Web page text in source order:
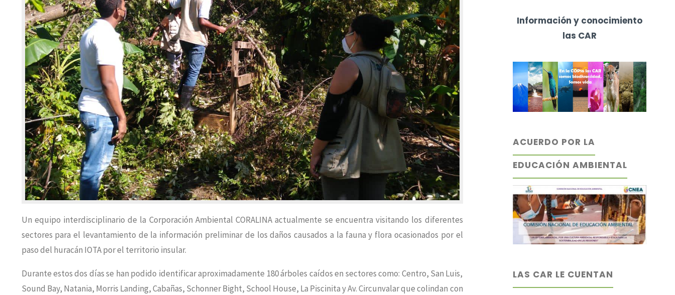
Un equipo interdisciplinario de la Corporación Ambiental CORALINA actualmente se encuentra visitando los diferentes
sectores para el levantamiento de la información preliminar de los daños causados a la fauna y flora ocasionados por el
paso del huracán IOTA por el territorio insular.
Durante estos dos días se han podido identificar aproximadamente 180 árboles caídos en sectores como: Centro, San Luis,
Sound Bay, Natania, Morris Landing, Cabañas, Schonner Bight, School House, La Piscinita y Av. Circunvalar que colindan con
Información y conocimiento
las CAR
ACUERDO POR LA
EDUCACIÓN AMBIENTAL
LAS CAR LE CUENTAN